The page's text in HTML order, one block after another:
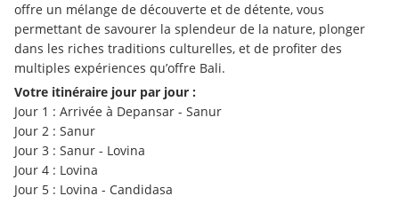
offre un mélange de découverte et de détente, vous
permettant de savourer la splendeur de la nature, plonger
dans les riches traditions culturelles, et de profiter des
multiples expériences qu’offre Bali.
Votre itinéraire jour par jour :
Jour 1 : Arrivée à Depansar - Sanur
Jour 2 : Sanur
Jour 3 : Sanur - Lovina
Jour 4 : Lovina
Jour 5 : Lovina - Candidasa